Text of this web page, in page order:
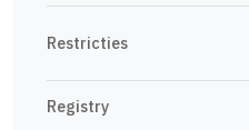
Restricties
Registry